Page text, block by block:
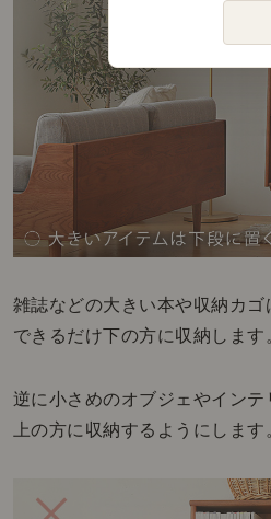
雑誌などの大きい本や収納カゴ
できるだけ下の方に収納します
逆に小さめのオブジェやインテ
上の方に収納するようにします